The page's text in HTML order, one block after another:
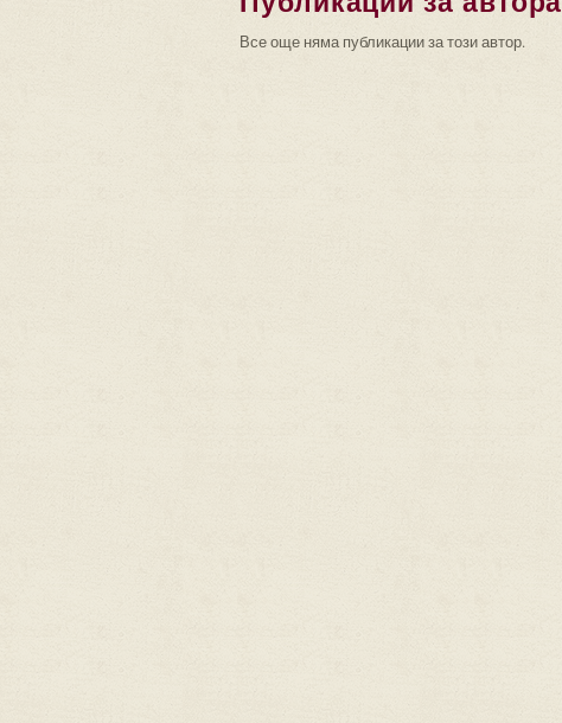
Все още няма публикации за този автор.